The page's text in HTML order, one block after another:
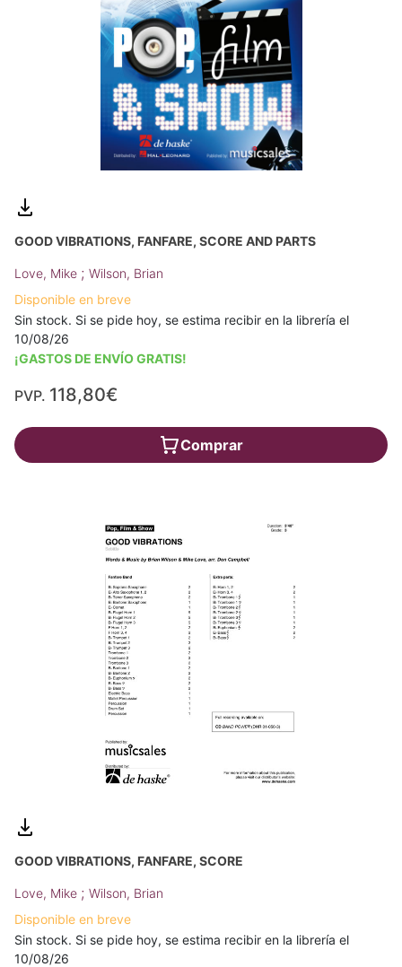
GOOD VIBRATIONS, FANFARE, SCORE AND PARTS
Love, Mike ; Wilson, Brian
Disponible en breve
Sin stock. Si se pide hoy, se estima recibir en la librería el
10/08/26
¡GASTOS DE ENVÍO GRATIS!
PVP. 118,80€
Comprar
GOOD VIBRATIONS, FANFARE, SCORE
Love, Mike ; Wilson, Brian
Disponible en breve
Sin stock. Si se pide hoy, se estima recibir en la librería el
10/08/26